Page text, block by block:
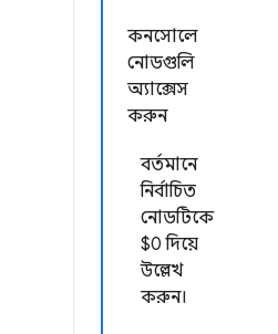
কনসোলে
নোডগুলি
অ্যাক্সেস
করুন
বর্তমানে
নির্বাচিত
নোডটিকে
$0 দিয়ে
উল্লেখ
করুন।